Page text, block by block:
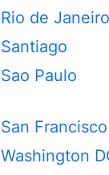
Rio de Janeiro
Santiago
Sao Paulo
San Francisco
Washington